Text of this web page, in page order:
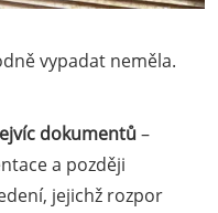
vypadat neměla.
dokumentů –
a později
jejichž rozpor